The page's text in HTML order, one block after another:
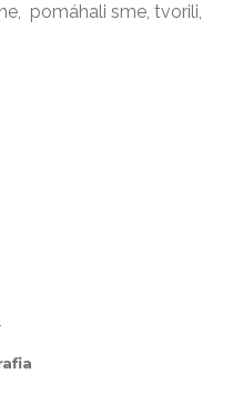
pomáhali sme, tvorili,